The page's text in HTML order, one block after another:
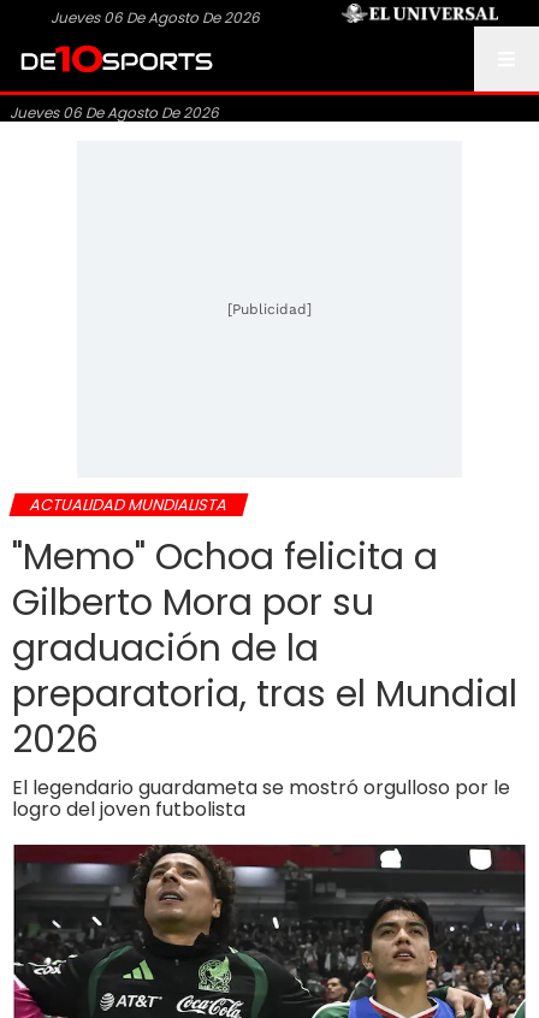
Jueves 06 De Agosto De 2026
Jueves 06 De Agosto De 2026
[Publicidad]
ACTUALIDAD MUNDIALISTA
"Memo" Ochoa felicita a
Gilberto Mora por su
graduación de la
preparatoria, tras el Mundial
2026
El legendario guardameta se mostró orgulloso por le
logro del joven futbolista